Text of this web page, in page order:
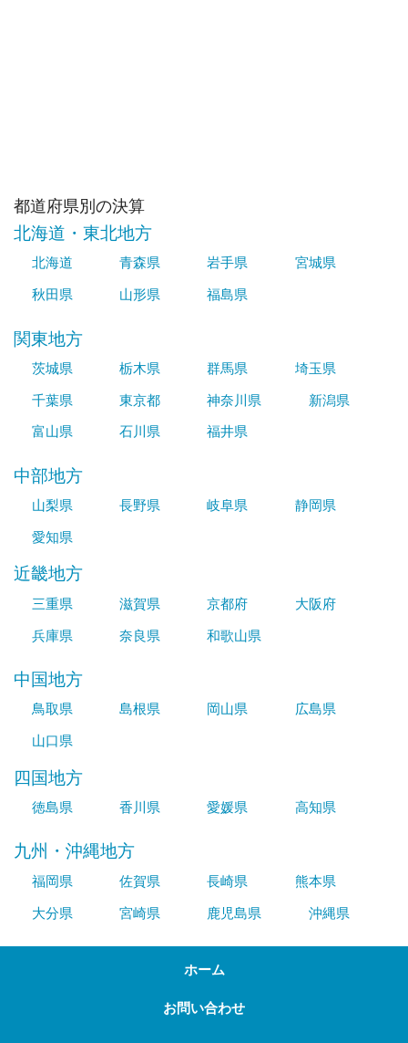
都道府県別の決算
北海道・東北地方
北海道 青森県 岩手県
宮城県
秋田県
山形県 福島県
関東地方
茨城県 栃木県 群馬県
埼玉県
千葉県
東京都 神奈川県
新潟県
富山県
石川県 福井県
中部地方
山梨県 長野県 岐阜県
静岡県
愛知県
近畿地方
三重県 滋賀県 京都府
大阪府
兵庫県
奈良県 和歌山県
中国地方
鳥取県 島根県 岡山県
広島県
山口県
四国地方
徳島県 香川県 愛媛県 高知県
九州・沖縄地方
福岡県 佐賀県 長崎県
熊本県
大分県
宮崎県 鹿児島県 沖縄県
ホーム
お問い合わせ